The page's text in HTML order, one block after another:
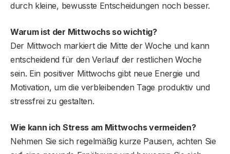
durch kleine, bewusste Entscheidungen noch besser.
Warum ist der Mittwochs so wichtig?
Der Mittwoch markiert die Mitte der Woche und kann
entscheidend für den Verlauf der restlichen Woche
sein. Ein positiver Mittwochs gibt neue Energie und
Motivation, um die verbleibenden Tage produktiv und
stressfrei zu gestalten.
Wie kann ich Stress am Mittwochs vermeiden?
Nehmen Sie sich regelmäßig kurze Pausen, achten Sie